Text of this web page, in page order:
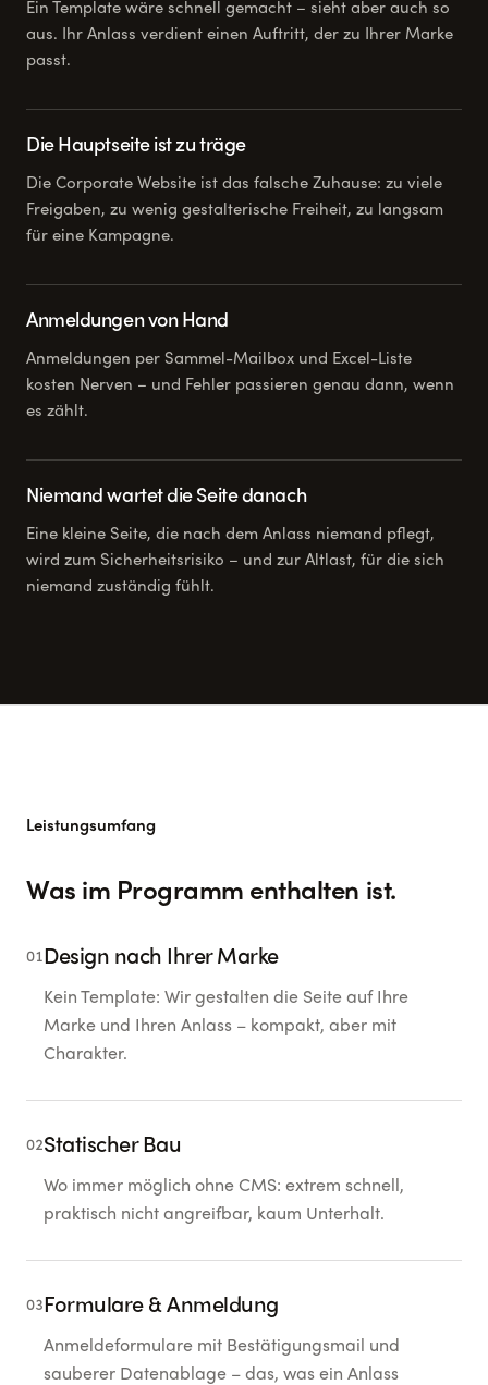
Ein Template wäre schnell gemacht – sieht aber auch so
aus. Ihr Anlass verdient einen Auftritt, der zu Ihrer Marke
passt.
Die Hauptseite ist zu träge
Die Corporate Website ist das falsche Zuhause: zu viele
Freigaben, zu wenig gestalterische Freiheit, zu langsam
für eine Kampagne.
Anmeldungen von Hand
Anmeldungen per Sammel-Mailbox und Excel-Liste
kosten Nerven – und Fehler passieren genau dann, wenn
es zählt.
Niemand wartet die Seite danach
Eine kleine Seite, die nach dem Anlass niemand pflegt,
wird zum Sicherheitsrisiko – und zur Altlast, für die sich
niemand zuständig fühlt.
Leistungsumfang
Was im Programm enthalten ist.
01Design nach Ihrer Marke
Kein Template: Wir gestalten die Seite auf Ihre
Marke und Ihren Anlass – kompakt, aber mit
Charakter.
02Statischer Bau
Wo immer möglich ohne CMS: extrem schnell,
praktisch nicht angreifbar, kaum Unterhalt.
03Formulare & Anmeldung
Anmeldeformulare mit Bestätigungsmail und
sauberer Datenablage – das, was ein Anlass